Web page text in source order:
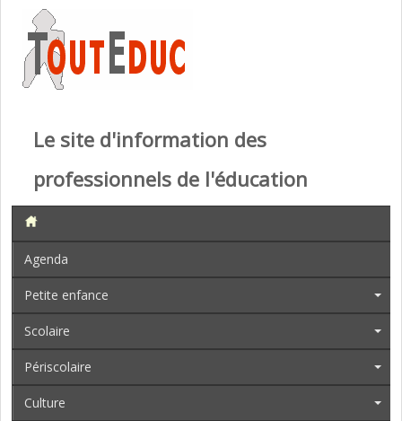
Le site d'information des
professionnels de l'éducation
Agenda
Petite enfance
Scolaire
Périscolaire
Culture